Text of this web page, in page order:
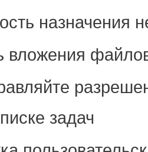
назначения
вложения
задач